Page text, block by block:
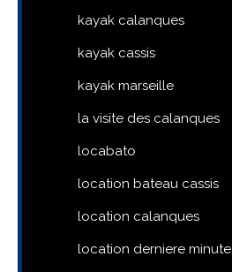
kayak calanques
kayak cassis
kayak marseille
la visite des calanques
locabato
location bateau cassis
location calanques
location derniere minute